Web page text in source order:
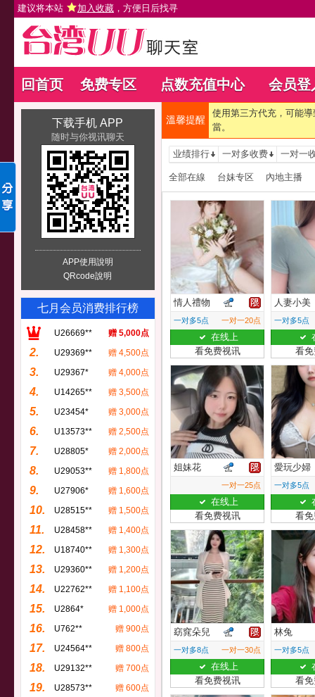
建议将本站 加入收藏 ，方便日后找寻
回首页 免费专区 点数充值中心 会员登
下载手机 APP
随时与你视讯聊天
APP使用說明
QRcode說明
七月会员消费排行榜
U26669** 赠 5,000点
2. U29369** 赠 4,500点
3. U29367* 赠 4,000点
4. U14265** 赠 3,500点
5. U23454* 赠 3,000点
6. U13573** 赠 2,500点
7. U28805* 赠 2,000点
8. U29053** 赠 1,800点
9. U27906* 赠 1,600点
10. U28515** 赠 1,500点
11. U28458** 赠 1,400点
12. U18740** 赠 1,300点
13. U29360** 赠 1,200点
14. U22762** 赠 1,100点
15. U2864* 赠 1,000点
16. U762** 赠 900点
17. U24564** 赠 800点
18. U29132** 赠 700点
19. U28573** 赠 600点
溫馨提醒
使用第三方代充，可能
當。
业绩排行 一对多收费 一对一
全部在線 台妹专区 內地主播
情人禮物
一对多5点 一对一20点
在线上
看免费视讯
人妻小美
一对多5点
看
姐妹花
一对一25点
在线上
看免费视讯
愛玩少婦
一对多5点
看
窈窕朵兒
一对多8点 一对一30点
在线上
看免费视讯
林兔
一对多5点
看